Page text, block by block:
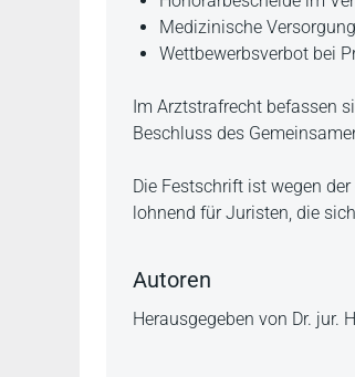
Medizinische
Wettbewerbsverbot bei
Im Arztstrafrecht befassen
Beschluss des
Die Festschrift ist wegen
lohnend für Juristen, die
Autoren
Herausgegeben von Dr. jur.